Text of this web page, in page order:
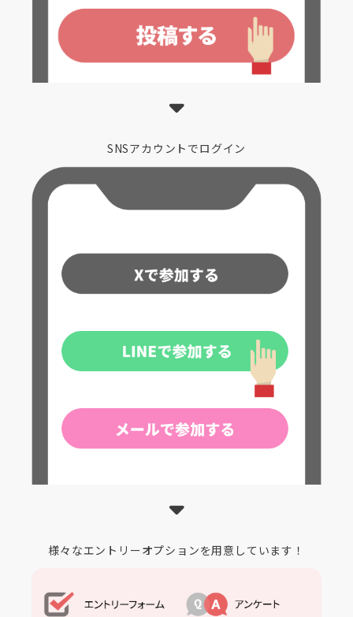
SNSアカウントでログイン
様々なエントリーオプションを用意しています！